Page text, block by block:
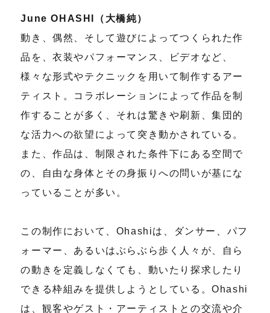
June OHASHI（大橋純）
動き、偶然、そして遊びによってつくられた作
品を、衣装やパフォーマンス、ビデオなど、
様々な形式やテクニックを用いて制作するアー
ティスト。コラボレーションによって作品を制
作することが多く、それは驚きや刷新、集団的
な活力への欲望によって突き動かされている。
また、作品は、制限された条件下にある空間で
の、自由な身体とその身振りへの問いが基にな
っていることが多い。
この制作において、Ohashiは、ダンサー、パフ
ォーマー、あるいはぶらぶら歩く人々が、自ら
の動きを定義しなくても、動いたり探求したり
できる枠組みを提供しようとしている。Ohashi
は、観客やゲスト・アーティストとの交流や介